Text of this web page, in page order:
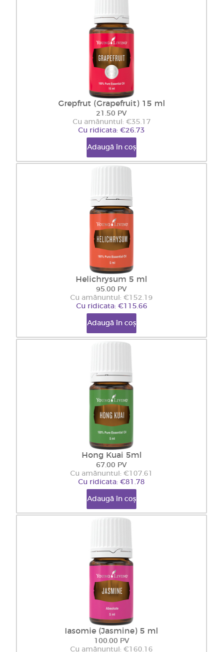
Grepfrut (Grapefruit) 15 ml
21.50 PV
Cu amănuntul: €35.17
Cu ridicata: €26.73
Adaugă în coș
Helichrysum 5 ml
95.00 PV
Cu amănuntul: €152.19
Cu ridicata: €115.66
Adaugă în coș
Hong Kuai 5ml
67.00 PV
Cu amănuntul: €107.61
Cu ridicata: €81.78
Adaugă în coș
Iasomie (Jasmine) 5 ml
100.00 PV
Cu amănuntul: €160.16